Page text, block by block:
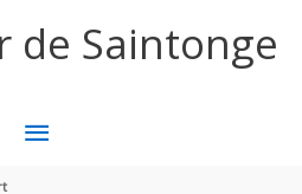
de Saintonge
MENU